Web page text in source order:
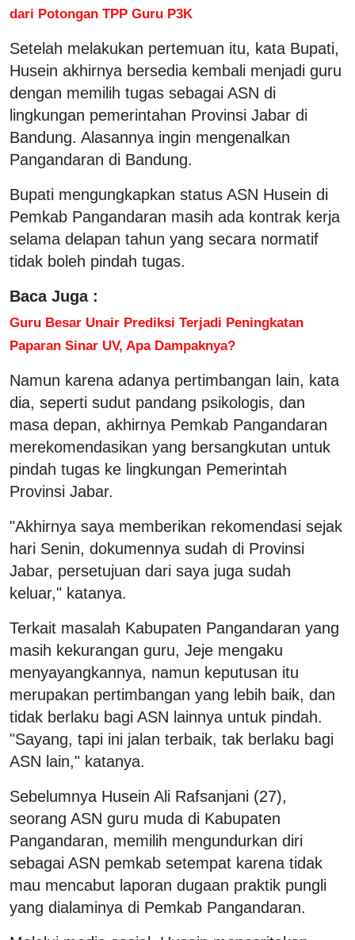
dari Potongan TPP Guru P3K
Setelah melakukan pertemuan itu, kata Bupati,
Husein akhirnya bersedia kembali menjadi guru
dengan memilih tugas sebagai ASN di
lingkungan pemerintahan Provinsi Jabar di
Bandung. Alasannya ingin mengenalkan
Pangandaran di Bandung.
Bupati mengungkapkan status ASN Husein di
Pemkab Pangandaran masih ada kontrak kerja
selama delapan tahun yang secara normatif
tidak boleh pindah tugas.
Baca Juga :
Guru Besar Unair Prediksi Terjadi Peningkatan
Paparan Sinar UV, Apa Dampaknya?
Namun karena adanya pertimbangan lain, kata
dia, seperti sudut pandang psikologis, dan
masa depan, akhirnya Pemkab Pangandaran
merekomendasikan yang bersangkutan untuk
pindah tugas ke lingkungan Pemerintah
Provinsi Jabar.
"Akhirnya saya memberikan rekomendasi sejak
hari Senin, dokumennya sudah di Provinsi
Jabar, persetujuan dari saya juga sudah
keluar," katanya.
Terkait masalah Kabupaten Pangandaran yang
masih kekurangan guru, Jeje mengaku
menyayangkannya, namun keputusan itu
merupakan pertimbangan yang lebih baik, dan
tidak berlaku bagi ASN lainnya untuk pindah.
"Sayang, tapi ini jalan terbaik, tak berlaku bagi
ASN lain," katanya.
Sebelumnya Husein Ali Rafsanjani (27),
seorang ASN guru muda di Kabupaten
Pangandaran, memilih mengundurkan diri
sebagai ASN pemkab setempat karena tidak
mau mencabut laporan dugaan praktik pungli
yang dialaminya di Pemkab Pangandaran.